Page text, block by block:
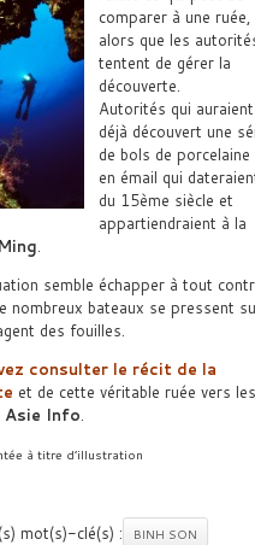
comparer à une ruée,
alors que les
tentent de gérer la
découverte.
Autorités qui auraient
déjà découvert une
de bols de porcelaine
en émail qui
du 15ème siècle et
appartiendraient à la
.
semble échapper à tout
nombreux bateaux se pressent
des fouilles.
consulter le récit de la
et de cette véritable ruée vers les
Asie Info.
à titre d’illustration
mot(s)-clé(s) :
BINH SON